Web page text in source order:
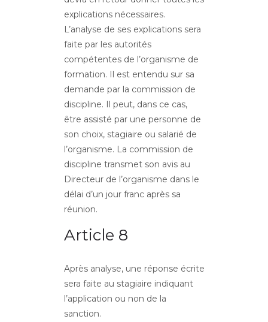
explications nécessaires.
L’analyse de ses explications sera
faite par les autorités
compétentes de l’organisme de
formation. Il est entendu sur sa
demande par la commission de
discipline. Il peut, dans ce cas,
être assisté par une personne de
son choix, stagiaire ou salarié de
l’organisme. La commission de
discipline transmet son avis au
Directeur de l’organisme dans le
délai d’un jour franc après sa
réunion.
Article 8
Après analyse, une réponse écrite
sera faite au stagiaire indiquant
l’application ou non de la
sanction.